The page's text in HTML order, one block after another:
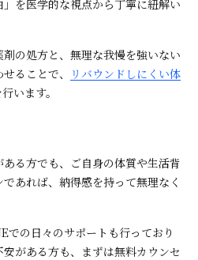
を医学的な視点から丁寧に紐解い
の処方と、無理な我慢を強いない
ることで、
リバウンドしにくい体
います。
る方でも、ご自身の体質や生活背
あれば、納得感を持って無理なく
の日々のサポートも行っており
がある方も、まずは無料カウンセ